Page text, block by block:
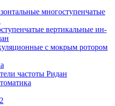
многоступенчатые
вертикальные ин-
с мокрым ротором
частоты Ридан